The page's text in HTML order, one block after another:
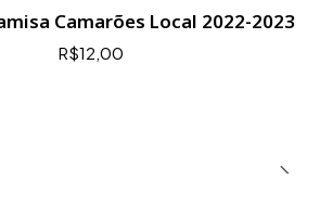
Camarões Local 2022-2023
R$12,00